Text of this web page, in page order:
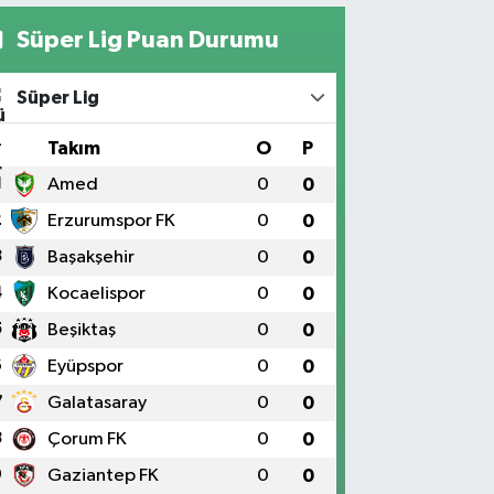
Süper Lig Puan Durumu
Süper Lig
Takım O P
Amed 0 0
Erzurumspor FK 0 0
Başakşehir 0 0
Kocaelispor 0 0
Beşiktaş 0 0
Eyüpspor 0 0
Galatasaray 0 0
Çorum FK 0 0
Gaziantep FK 0 0